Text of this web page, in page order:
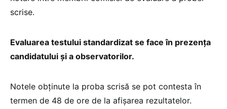
scrise.
Evaluarea testului standardizat se face în prezența
candidatului și a observatorilor.
Notele obținute la proba scrisă se pot contesta în
termen de 48 de ore de la afișarea rezultatelor.